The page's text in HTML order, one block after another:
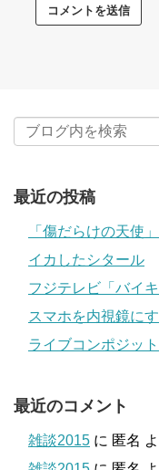
最近の投稿
「傷だらけの天使
イカしたシタール
フジテレビ「バイ
スマホを内視鏡に
ライブコンポジッ
最近のコメント
雑談2015 に 匿名